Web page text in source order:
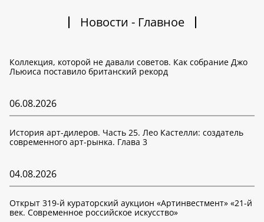
Новости - Главное
Коллекция, которой не давали советов. Как собрание Джо
Льюиса поставило британский рекорд
06.08.2026
История арт-дилеров. Часть 25. Лео Кастелли: создатель
современного арт-рынка. Глава 3
04.08.2026
Открыт 319-й кураторский аукцион «Артинвестмент» «21-й
век. Современное российское искусство»